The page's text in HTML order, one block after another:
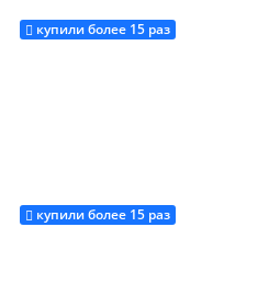
Купить
купили более 15 раз
Купить
купили более 15 раз